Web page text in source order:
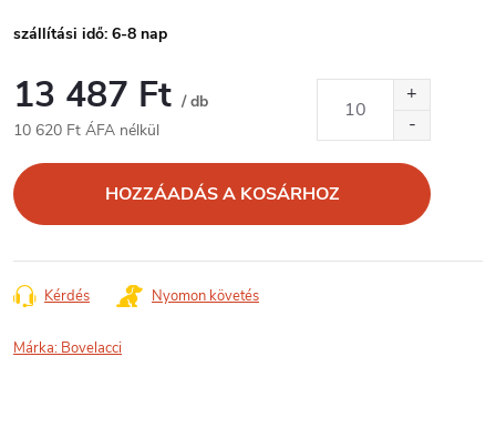
szállítási idő: 6-8 nap
13 487 Ft / db
10 620 Ft ÁFA nélkül
HOZZÁADÁS A KOSÁRHOZ
Kérdés Nyomon követés
Márka: Bovelacci